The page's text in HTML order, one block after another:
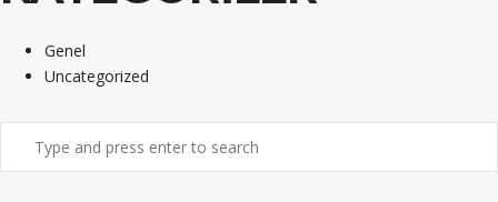
Genel
Uncategorized